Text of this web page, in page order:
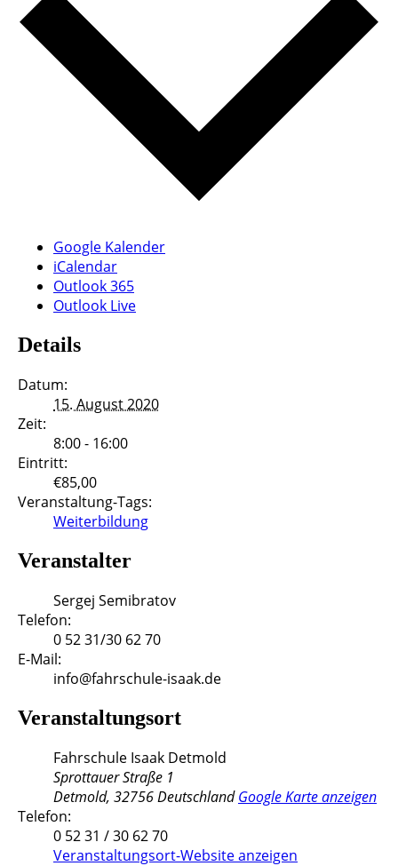
Google Kalender
iCalendar
Outlook 365
Outlook Live
Details
Datum:
15. August 2020
Zeit:
8:00 - 16:00
Eintritt:
€85,00
Veranstaltung-Tags:
Weiterbildung
Veranstalter
Sergej Semibratov
Telefon:
0 52 31/30 62 70
E-Mail:
info@fahrschule-isaak.de
Veranstaltungsort
Fahrschule Isaak Detmold
Sprottauer Straße 1
Detmold, 32756Deutschland Google Karte anzeigen
Telefon:
0 52 31 / 30 62 70
Veranstaltungsort-Website anzeigen